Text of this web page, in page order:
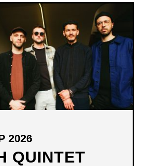
VENSTER
QUINTET
2026